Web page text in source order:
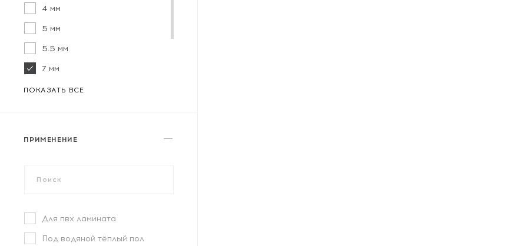
4 мм
5 мм
5.5 мм
7 мм
8 мм
ПОКАЗАТЬ ВСЕ
ПРИМЕНЕНИЕ
Для пвх ламината
Под водяной тёплый пол